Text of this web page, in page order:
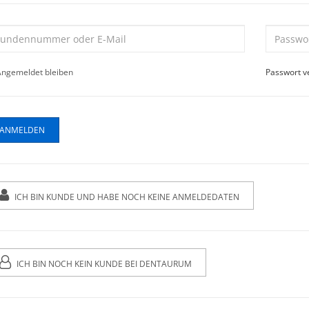
bleiben Passwort
ICH BIN KUNDE UND HABE NOCH KEINE ANMELDEDATEN
ICH BIN NOCH KEIN KUNDE BEI DENTAURUM